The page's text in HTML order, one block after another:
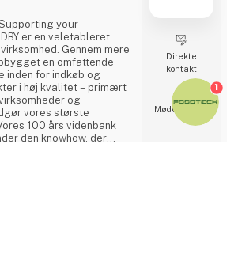
your
er en veletableret
Gennem mere
en omfattende
inden for indkøb og
i høj kvalitet – primært
og
vores største
100 års videnbank
den knowhow, der
Direkte
kontakt
Møde­booking
1